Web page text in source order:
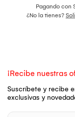
Pagando con
¿No la tienes?
¡Recibe nuestras
Suscríbete y recibe
exclusivas y